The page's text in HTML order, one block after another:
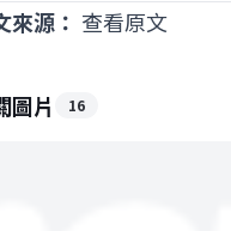
來源： 查看原文
圖片 16